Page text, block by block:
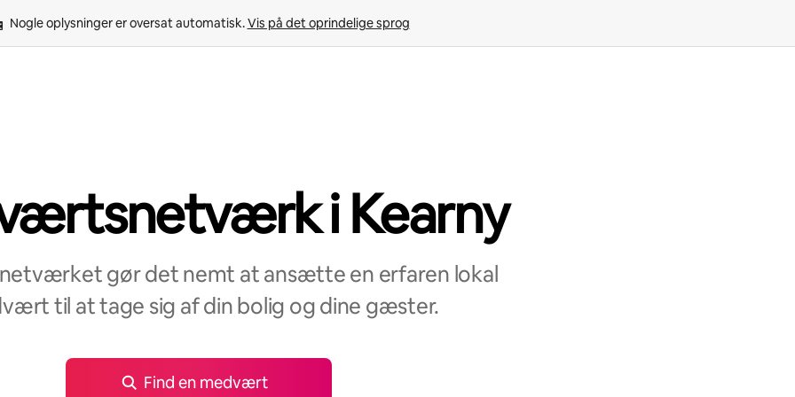
Nogle oplysninger er oversat automatisk. Vis på det oprindelige sprog
i Kearny
gør det nemt at ansætte en erfaren lokal
til at tage sig af din bolig og dine gæster.
Find en medvært